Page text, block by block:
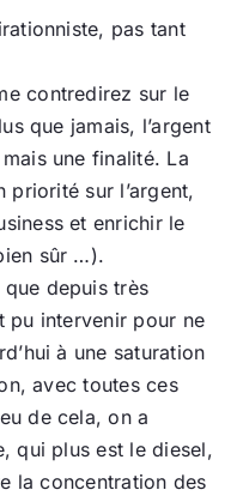
pas tant
contredirez sur le
que jamais, l’argent
une finalité. La
priorité sur l’argent,
et enrichir le
sûr …).
depuis très
pu intervenir pour ne
à une saturation
avec toutes ces
de cela, on a
qui plus est le diesel,
la concentration des